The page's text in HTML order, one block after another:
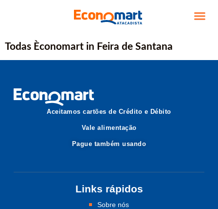
Todas Èconomart in Feira de Santana
Aceitamos cartões de Crédito e Débito
Vale alimentação
Pague também usando
Links rápidos
Sobre nós